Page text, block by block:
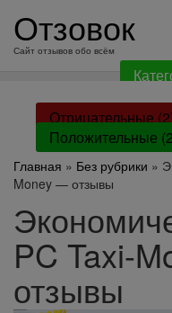
содержанию
Отзовок
Сайт отзывов обо всём
Отрицательные
Положительные
Главная » Без рубрики »
Money — отзывы
PC Taxi-
отзывы